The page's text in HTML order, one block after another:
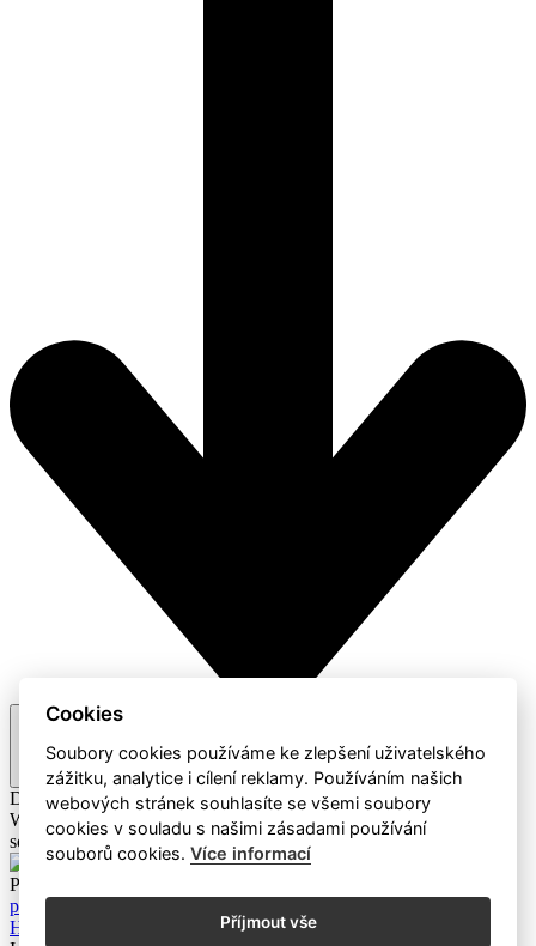
Doporučené
DoporučenéA-Z / Z-A Cena
Webaz
Profesionální dodavatel čisticích prostředků a hotelového
sortimentu
Produkty
program
Hotelový sortiment
Dávkovací systémy Úklidové stroje
Cookies
Soubory cookies používáme ke zlepšení uživatelského
zážitku, analytice i cílení reklamy. Používáním našich
webových stránek souhlasíte se všemi soubory
cookies v souladu s našimi zásadami používání
souborů cookies.Více informací
Příjmout vše